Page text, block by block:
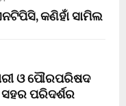
କଣିହାଁ ସାମିଲ
ଓ ପୌରପରିଷଦ
ସହର ପରିଦର୍ଶର